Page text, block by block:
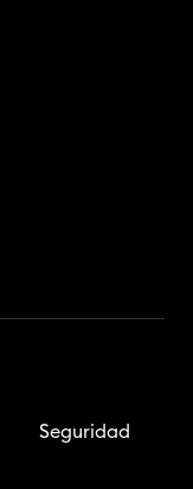
Seguridad